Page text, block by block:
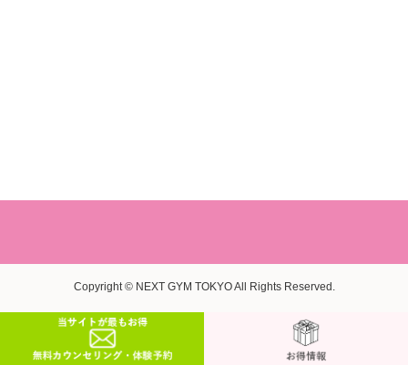
Copyright © NEXT GYM TOKYO All Rights Reserved.